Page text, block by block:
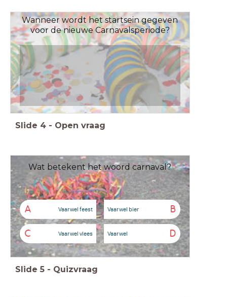
Wanneer wordt het startsein gegeven
voor de nieuwe Carnavalsperiode?
Slide 4 - Open vraag
Wat betekent het woord carnaval?
A Vaarwel feest B
Vaarwel bier
C Vaarwel vlees D
Vaarwel
Slide 5 - Quizvraag